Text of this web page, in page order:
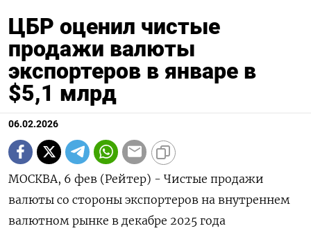
ЦБР оценил чистые
продажи валюты
экспортеров в январе в
$5,1 млрд
06.02.2026
МОСКВА, 6 фев (Рейтер) - Чистые продажи
валюты со стороны экспортеров на внутреннем
валютном рынке ⁠в декабре 2025 года